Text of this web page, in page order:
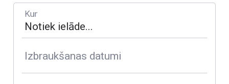
Kur
Izbraukšanas datumi